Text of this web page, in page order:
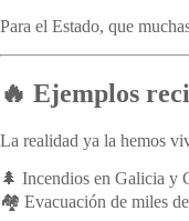
Para el Estado, que
🔥 Ejemplos
La realidad ya la hemos
🌲 Incendios en Galicia y
🏘️ Evacuación de miles de